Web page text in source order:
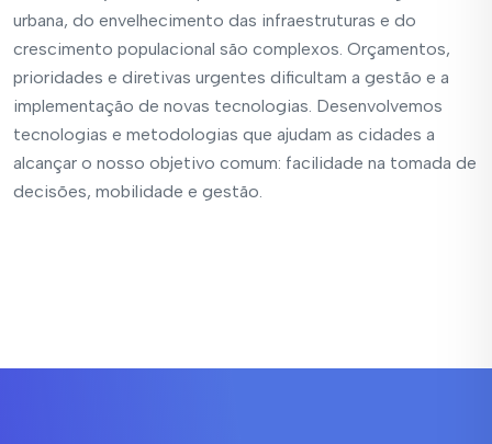
urbana, do envelhecimento das infraestruturas e do
crescimento populacional são complexos. Orçamentos,
prioridades e diretivas urgentes dificultam a gestão e a
implementação de novas tecnologias. Desenvolvemos
tecnologias e metodologias que ajudam as cidades a
alcançar o nosso objetivo comum: facilidade na tomada de
decisões, mobilidade e gestão.